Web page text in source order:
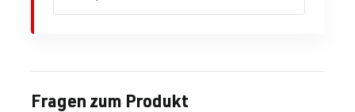
Fragen zum Produkt